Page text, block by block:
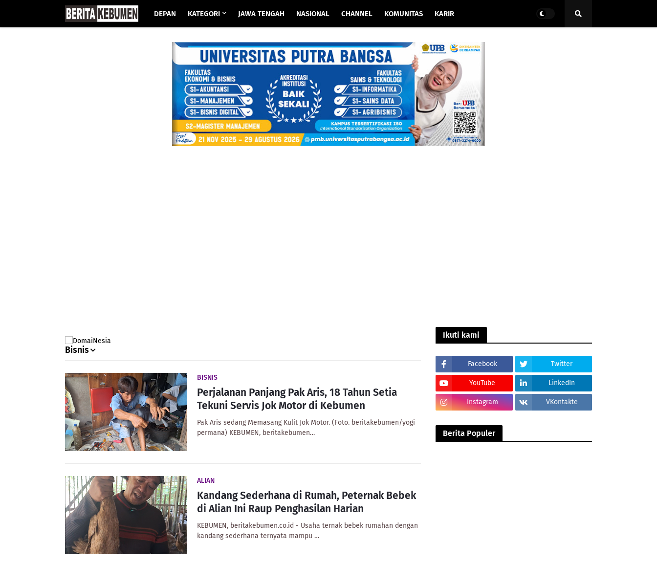
DEPAN KATEGORI JAWA TENGAH NASIONAL CHANNEL KOMUNITAS KARIR
Bisnis
BISNIS
Perjalanan Panjang Pak Aris, 18 Tahun Setia
Tekuni Servis Jok Motor di Kebumen
Pak Aris sedang Memasang Kulit Jok Motor. (Foto. beritakebumen/yogi
permana) KEBUMEN, beritakebumen…
ALIAN
Kandang Sederhana di Rumah, Peternak Bebek
di Alian Ini Raup Penghasilan Harian
KEBUMEN, beritakebumen.co.id - Usaha ternak bebek rumahan dengan
kandang sederhana ternyata mampu …
Ikuti kami
Facebook Twitter
YouTube LinkedIn
Instagram VKontakte
Berita Populer